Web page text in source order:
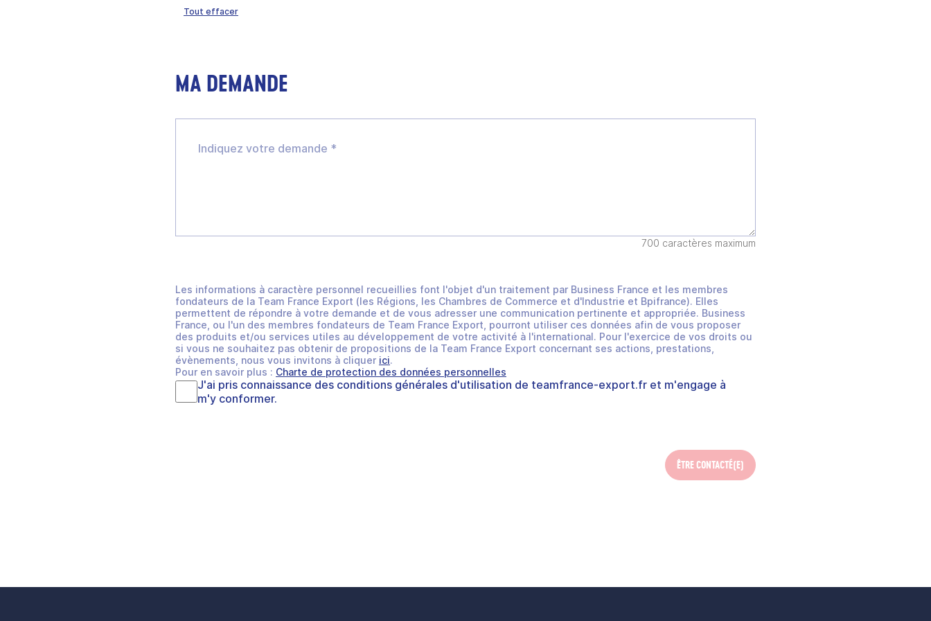
Tout effacer
MA DEMANDE
700 caractères maximum
Les informations à caractère personnel recueillies font l'objet d'un traitement par Business France et les membres
fondateurs de la Team France Export (les Régions, les Chambres de Commerce et d'Industrie et Bpifrance). Elles
permettent de répondre à votre demande et de vous adresser une communication pertinente et appropriée. Business
France, ou l'un des membres fondateurs de Team France Export, pourront utiliser ces données afin de vous proposer
des produits et/ou services utiles au développement de votre activité à l'international. Pour l'exercice de vos droits ou
si vous ne souhaitez pas obtenir de propositions de la Team France Export concernant ses actions, prestations,
évènements, nous vous invitons à cliquer ici.
Pour en savoir plus : Charte de protection des données personnelles
J'ai pris connaissance des conditions générales d'utilisation de teamfrance-export.fr et m'engage à
m'y conformer.
ÊTRE CONTACTÉ(E)